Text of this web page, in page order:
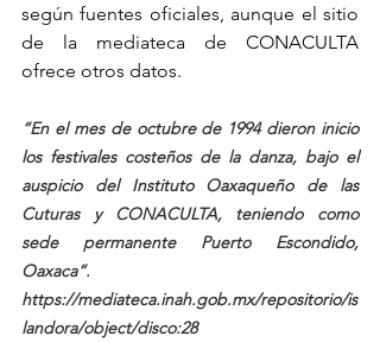
según fuentes oficiales, aunque el sitio
de la mediateca de CONACULTA
ofrece otros datos.
“En el mes de octubre de 1994 dieron inicio
los festivales costeños de la danza, bajo el
auspicio del Instituto Oaxaqueño de las
Cuturas y CONACULTA, teniendo como
sede permanente Puerto Escondido,
Oaxaca”.
https://mediateca.inah.gob.mx/repositorio/is
landora/object/disco:28